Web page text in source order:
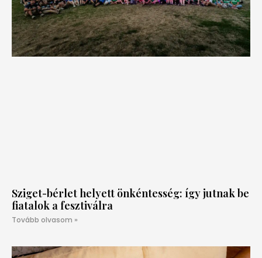
Sziget-bérlet helyett önkéntesség: így jutnak be
fiatalok a fesztiválra
Tovább olvasom »